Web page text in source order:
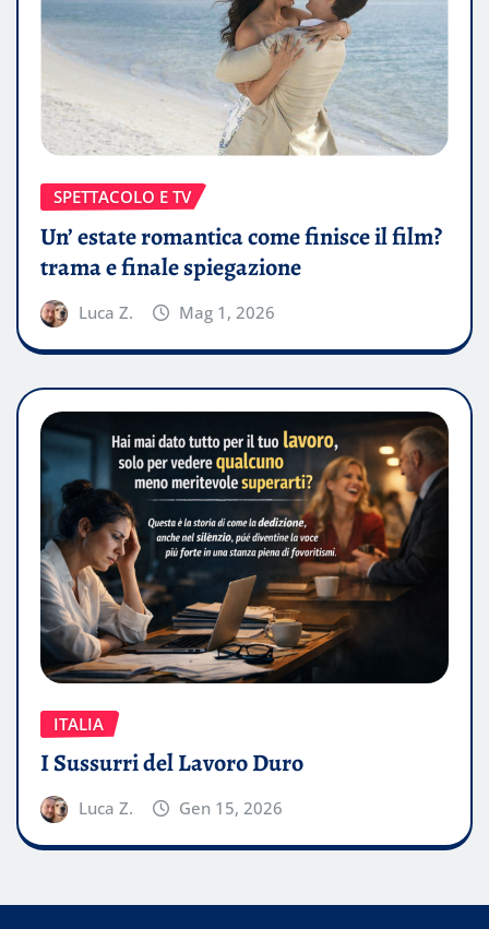
SPETTACOLO E TV
Un’ estate romantica come finisce il film?
trama e finale spiegazione
Luca Z. Mag 1, 2026
ITALIA
I Sussurri del Lavoro Duro
Luca Z. Gen 15, 2026